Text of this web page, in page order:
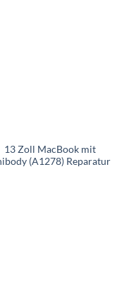
13 Zoll MacBook mit
(A1278) Reparatur